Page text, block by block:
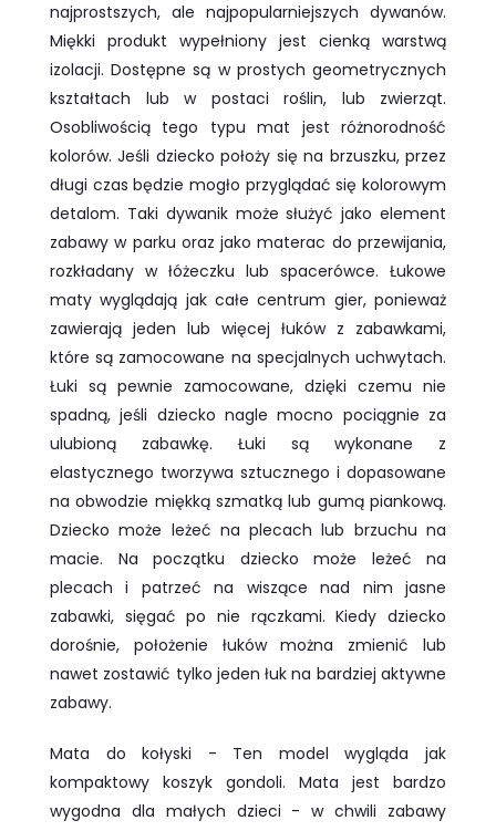
najprostszych, ale najpopularniejszych dywanów.
Miękki produkt wypełniony jest cienką warstwą
izolacji. Dostępne są w prostych geometrycznych
kształtach lub w postaci roślin, lub zwierząt.
Osobliwością tego typu mat jest różnorodność
kolorów. Jeśli dziecko położy się na brzuszku, przez
długi czas będzie mogło przyglądać się kolorowym
detalom. Taki dywanik może służyć jako element
zabawy w parku oraz jako materac do przewijania,
rozkładany w łóżeczku lub spacerówce. Łukowe
maty wyglądają jak całe centrum gier, ponieważ
zawierają jeden lub więcej łuków z zabawkami,
które są zamocowane na specjalnych uchwytach.
Łuki są pewnie zamocowane, dzięki czemu nie
spadną, jeśli dziecko nagle mocno pociągnie za
ulubioną zabawkę. Łuki są wykonane z
elastycznego tworzywa sztucznego i dopasowane
na obwodzie miękką szmatką lub gumą piankową.
Dziecko może leżeć na plecach lub brzuchu na
macie. Na początku dziecko może leżeć na
plecach i patrzeć na wiszące nad nim jasne
zabawki, sięgać po nie rączkami. Kiedy dziecko
dorośnie, położenie łuków można zmienić lub
nawet zostawić tylko jeden łuk na bardziej aktywne
zabawy.
Mata do kołyski - Ten model wygląda jak
kompaktowy koszyk gondoli. Mata jest bardzo
wygodna dla małych dzieci - w chwili zabawy